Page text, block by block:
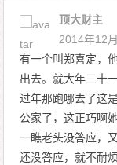
顶大财主
2014年12
有一个叫郑喜定，
出去。就大年三十
过年那跑哪去了这
公家了，这正巧啊
一瞧老头没答应，
还没答应，就不耐